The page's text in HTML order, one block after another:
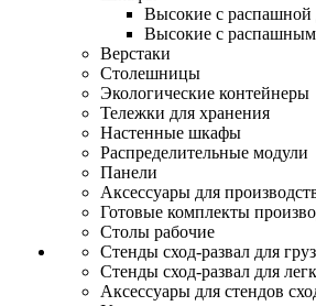
Высокие с распашной
Высокие с
Верстаки
Столешницы
Экологические контейнеры
Тележки для хранения
Настенные шкафы
Распределительные модули
Панели
Аксессуары для
Готовые комплекты
Столы рабочие
Стенды сход-развал для
Стенды сход-развал для
Аксессуары для стендов